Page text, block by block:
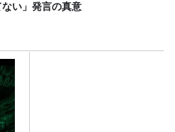
い」発言の真意